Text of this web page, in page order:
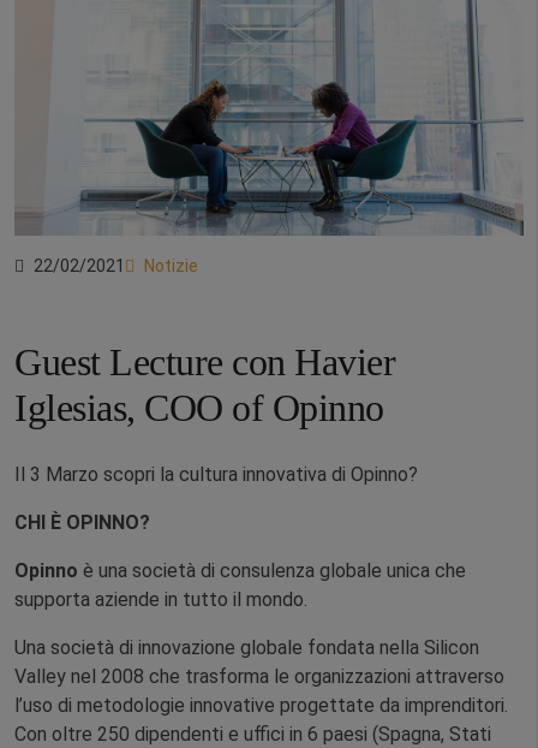
22/02/2021 Notizie
Guest Lecture con Havier
Iglesias, COO of Opinno
Il 3 Marzo scopri la cultura innovativa di Opinno?
CHI È OPINNO?
Opinno è una società di consulenza globale unica che
supporta aziende in tutto il mondo.
Una società di innovazione globale fondata nella Silicon
Valley nel 2008 che trasforma le organizzazioni attraverso
l’uso di metodologie innovative progettate da imprenditori.
Con oltre 250 dipendenti e uffici in 6 paesi (Spagna, Stati